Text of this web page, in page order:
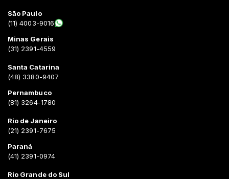
São Paulo
(11) 4003-9016
Minas Gerais
(31) 2391-4559
Santa Catarina
(48) 3380-9407
Pernambuco
(81) 3264-1780
Rio de Janeiro
(21) 2391-7675
Paraná
(41) 2391-0974
Rio Grande do Sul